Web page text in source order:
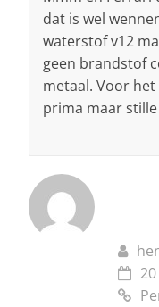
dat is wel
waterstof v12
geen brandstof
metaal. Voor
prima maar stille